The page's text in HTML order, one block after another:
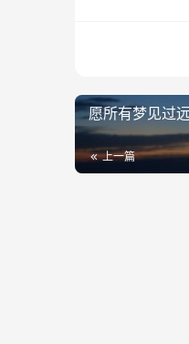
愿所有梦见过
上一篇